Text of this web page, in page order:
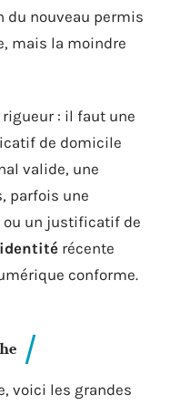
du nouveau permis
mais la moindre
: il faut une
de domicile
valide, une
parfois une
ou un justificatif de
récente
conforme.
voici les grandes